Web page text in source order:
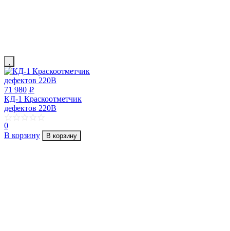
71 980 p
КД-1 Краскоотметчик
дефектов 220В
0
В корзину
В корзину